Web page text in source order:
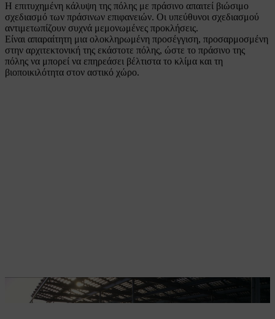
Η επιτυχημένη κάλυψη της πόλης με πράσινο απαιτεί βιώσιμο
σχεδιασμό των πράσινων επιφανειών. Οι υπεύθυνοι σχεδιασμού
αντιμετωπίζουν συχνά μεμονωμένες προκλήσεις.
Είναι απαραίτητη μια ολοκληρωμένη προσέγγιση, προσαρμοσμένη
στην αρχιτεκτονική της εκάστοτε πόλης, ώστε το πράσινο της
πόλης να μπορεί να επηρεάσει βέλτιστα το κλίμα και τη
βιοποικιλότητα στον αστικό χώρο.
Η κάλυψη κτηρίων με πράσινο θέτει πολλές απαιτήσεις.